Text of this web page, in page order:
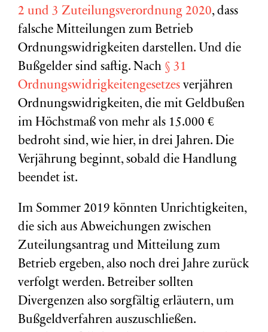
2 und 3 Zuteilungsverordnung 2020, dass
falsche Mitteilungen zum Betrieb
Ordnungswidrigkeiten darstellen. Und die
Bußgelder sind saftig. Nach § 31
Ordnungswidrigkeitengesetzes verjähren
Ordnungswidrigkeiten, die mit Geldbußen
im Höchstmaß von mehr als 15.000 €
bedroht sind, wie hier, in drei Jahren. Die
Verjährung beginnt, sobald die Handlung
beendet ist.
Im Sommer 2019 könnten Unrichtigkeiten,
die sich aus Abweichungen zwischen
Zuteilungsantrag und Mitteilung zum
Betrieb ergeben, also noch drei Jahre zurück
verfolgt werden. Betreiber sollten
Divergenzen also sorgfältig erläutern, um
Bußgeldverfahren auszuschließen.